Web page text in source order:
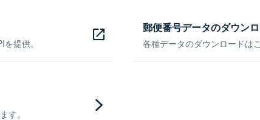
提供。
郵便番号データのダウン
各種データのダウンロードは
す。